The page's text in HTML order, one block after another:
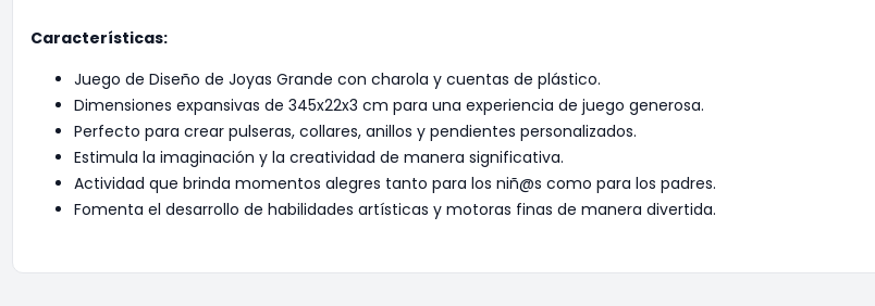
Características:
Juego de Diseño de Joyas Grande con charola y cuentas de plástico.
Dimensiones expansivas de 345x22x3 cm para una experiencia de juego generosa.
Perfecto para crear pulseras, collares, anillos y pendientes personalizados.
Estimula la imaginación y la creatividad de manera significativa.
Actividad que brinda momentos alegres tanto para los niñ@s como para los padres.
Fomenta el desarrollo de habilidades artísticas y motoras finas de manera divertida.